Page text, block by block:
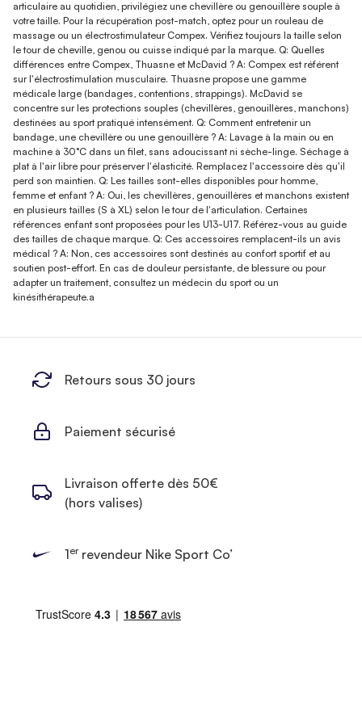
articulaire au quotidien, privilégiez une chevillère ou genouillère souple à
votre taille. Pour la récupération post-match, optez pour un rouleau de
massage ou un électrostimulateur Compex. Vérifiez toujours la taille selon
le tour de cheville, genou ou cuisse indiqué par la marque. Q: Quelles
différences entre Compex, Thuasne et McDavid ? A: Compex est référent
sur l'électrostimulation musculaire. Thuasne propose une gamme
médicale large (bandages, contentions, strappings). McDavid se
concentre sur les protections souples (chevillères, genouillères, manchons)
destinées au sport pratiqué intensément. Q: Comment entretenir un
bandage, une chevillère ou une genouillère ? A: Lavage à la main ou en
machine à 30°C dans un filet, sans adoucissant ni sèche-linge. Séchage à
plat à l'air libre pour préserver l'élasticité. Remplacez l'accessoire dès qu'il
perd son maintien. Q: Les tailles sont-elles disponibles pour homme,
femme et enfant ? A: Oui, les chevillères, genouillères et manchons existent
en plusieurs tailles (S à XL) selon le tour de l'articulation. Certaines
références enfant sont proposées pour les U13-U17. Référez-vous au guide
des tailles de chaque marque. Q: Ces accessoires remplacent-ils un avis
médical ? A: Non, ces accessoires sont destinés au confort sportif et au
soutien post-effort. En cas de douleur persistante, de blessure ou pour
adapter un traitement, consultez un médecin du sport ou un
kinésithérapeute.a
Retours sous 30 jours
Paiement sécurisé
Livraison offerte dès 50€
(hors valises)
1errevendeur Nike Sport Co’